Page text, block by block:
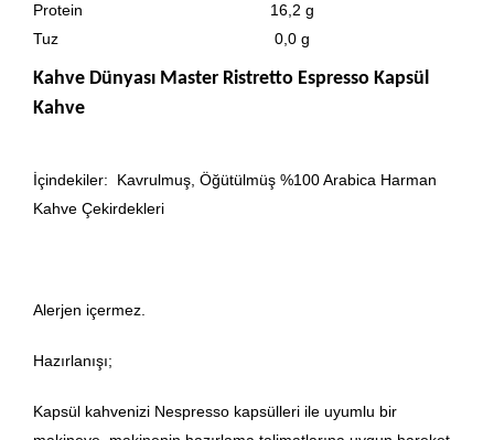
Protein
16,2 g
Tuz
0,0 g
Kahve Dünyası Master Ristretto Espresso Kapsül
Kahve
İçindekiler: Kavrulmuş, Öğütülmüş %100 Arabica Harman
Kahve Çekirdekleri
Alerjen içermez.
Hazırlanışı;
Kapsül kahvenizi Nespresso kapsülleri ile uyumlu bir